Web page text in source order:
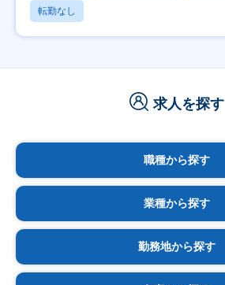
転勤なし
求人を探す
職種から探す
業種から探す
勤務地から探す